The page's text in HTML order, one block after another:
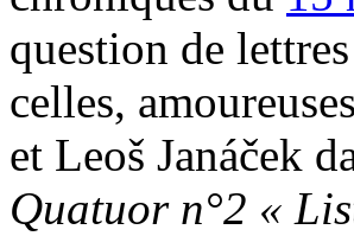
question de
celles,
et Leoš Janáček
Quatuor n°2 «